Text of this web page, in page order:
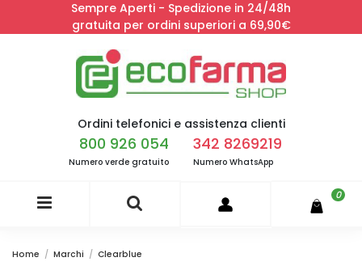
Sempre Aperti - Spedizione in 24/48h
gratuita per ordini superiori a 69,90€
Ordini telefonici e assistenza clienti
800 926 054
Numero verde gratuito
342 8269219
Numero WhatsApp
0
Home Marchi Clearblue